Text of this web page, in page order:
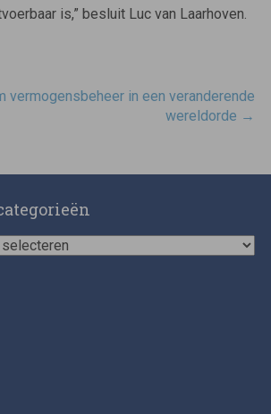
is,” besluit Luc van Laarhoven.
vermogensbeheer in een veranderende
wereldorde →